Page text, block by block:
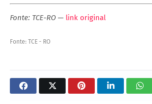
Fonte: TCE-RO — link original
Fonte: TCE - RO